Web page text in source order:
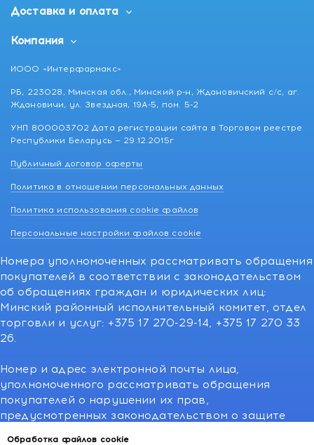
Обработка файлов cookie
Доставка и оплата
Компания
ИООО «Интерфармакс»
РБ, 223028, Минская обл., Минский р-н, Ждановичский с/с, аг.
Ждановичи, ул. Звездная, 19А-5, пом. 5-2
УНП 800003702 Дата регистрации сайта в Торговом реестре
Республики Беларусь — 29.12.2015г
Публичный договор оферты
Политика в отношении персональных данных
Политика использования cookie файлов
Персональные настройки файлов cookie
Номера уполномоченных рассматривать обращения
покупателей в соответствии с законодательством
об обращениях граждан и юридических лиц:
Минский районный исполнительный комитет, отдел
торговли и услуг: +375 17 270-29-14, +375 17 270 33
26.
Номер и адрес электронной почты лица,
уполномоченного рассматривать обращения
покупателей о нарушении их прав,
предусмотренных законодательством о защите